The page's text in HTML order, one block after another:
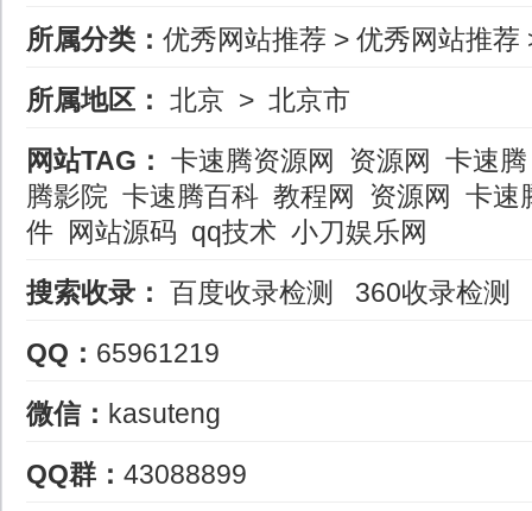
所属分类： 优秀网站推荐 > 优秀网站推荐
所属地区： 北京 > 北京市
网站TAG： 卡速腾资源网 资源网 卡速腾
腾影院 卡速腾百科 教程网 资源网 卡速
件 网站源码 qq技术 小刀娱乐网
搜索收录： 百度收录检测
360收录检测
QQ： 65961219
微信： kasuteng
QQ群： 43088899